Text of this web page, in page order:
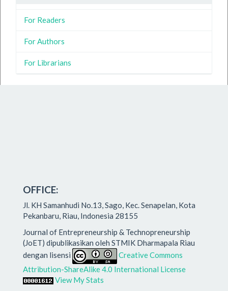
For Readers
For Authors
For Librarians
OFFICE:
Jl. KH Samanhudi No.13, Sago, Kec. Senapelan, Kota
Pekanbaru, Riau, Indonesia 28155
Journal of Entrepreneurship & Technopreneurship
(JoET) dipublikasikan oleh STMIK Dharmapala Riau
dengan lisensi
Creative Commons
Attribution-ShareAlike 4.0 International License
View My Stats